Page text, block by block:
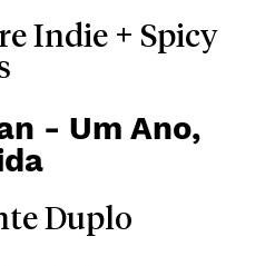
Indie + Spicy
- Um Ano,
Duplo